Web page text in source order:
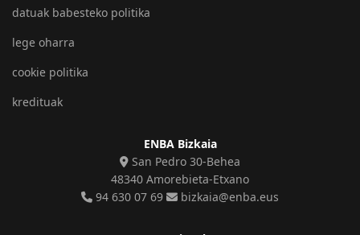
datuak babesteko politika
lege oharra
cookie politika
kredituak
ENBA Bizkaia
San Pedro 30-Behea
48340 Amorebieta-Etxano
94 630 07 69
bizkaia@enba.eus